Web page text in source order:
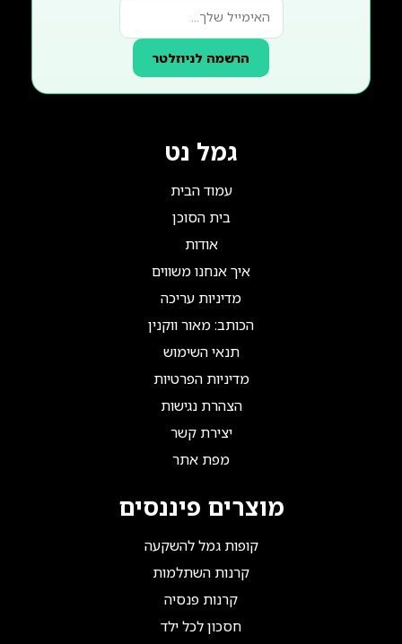
הרשמה לניוזלטר
גמל נט
עמוד הבית
בית הסוכן
אודות
איך אנחנו משווים
מדיניות עריכה
הכותב: מאור ווקנין
תנאי השימוש
מדיניות הפרטיות
הצהרת נגישות
יצירת קשר
מפת אתר
מוצרים פיננסים
קופות גמל להשקעה
קרנות השתלמות
קרנות פנסיה
חסכון לכל ילד